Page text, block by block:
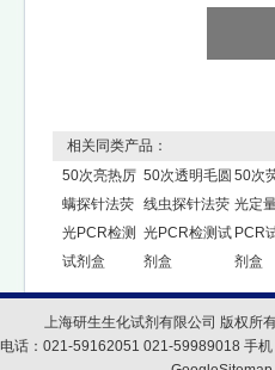
相关同类产品：
50次亮热厉
螨探针法荧
光PCR检测
试剂盒
50次透明毛圆
线虫探针法荧
光PCR检测试
剂盒
50次
光定
PCR
剂盒
上海研生生化试剂有限公司 版权所
电话：021-59162051 021-59989018 手